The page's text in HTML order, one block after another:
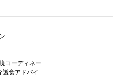
コーディネー
護食アドバイ